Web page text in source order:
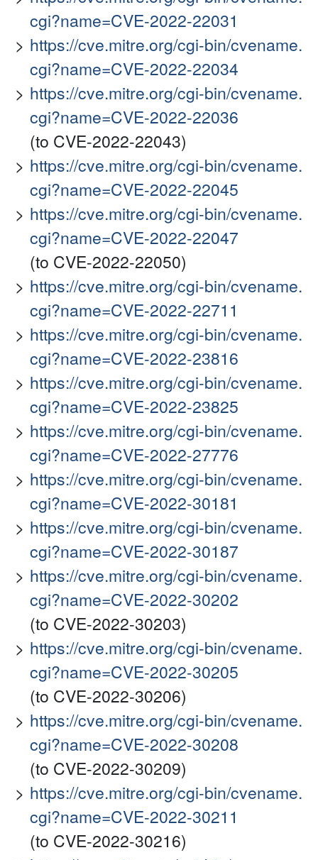
cgi?name=CVE-2022-22031
https://cve.mitre.org/cgi-bin/cvename.
cgi?name=CVE-2022-22034
https://cve.mitre.org/cgi-bin/cvename.
cgi?name=CVE-2022-22036
(to CVE-2022-22043)
https://cve.mitre.org/cgi-bin/cvename.
cgi?name=CVE-2022-22045
https://cve.mitre.org/cgi-bin/cvename.
cgi?name=CVE-2022-22047
(to CVE-2022-22050)
https://cve.mitre.org/cgi-bin/cvename.
cgi?name=CVE-2022-22711
https://cve.mitre.org/cgi-bin/cvename.
cgi?name=CVE-2022-23816
https://cve.mitre.org/cgi-bin/cvename.
cgi?name=CVE-2022-23825
https://cve.mitre.org/cgi-bin/cvename.
cgi?name=CVE-2022-27776
https://cve.mitre.org/cgi-bin/cvename.
cgi?name=CVE-2022-30181
https://cve.mitre.org/cgi-bin/cvename.
cgi?name=CVE-2022-30187
https://cve.mitre.org/cgi-bin/cvename.
cgi?name=CVE-2022-30202
(to CVE-2022-30203)
https://cve.mitre.org/cgi-bin/cvename.
cgi?name=CVE-2022-30205
(to CVE-2022-30206)
https://cve.mitre.org/cgi-bin/cvename.
cgi?name=CVE-2022-30208
(to CVE-2022-30209)
https://cve.mitre.org/cgi-bin/cvename.
cgi?name=CVE-2022-30211
(to CVE-2022-30216)